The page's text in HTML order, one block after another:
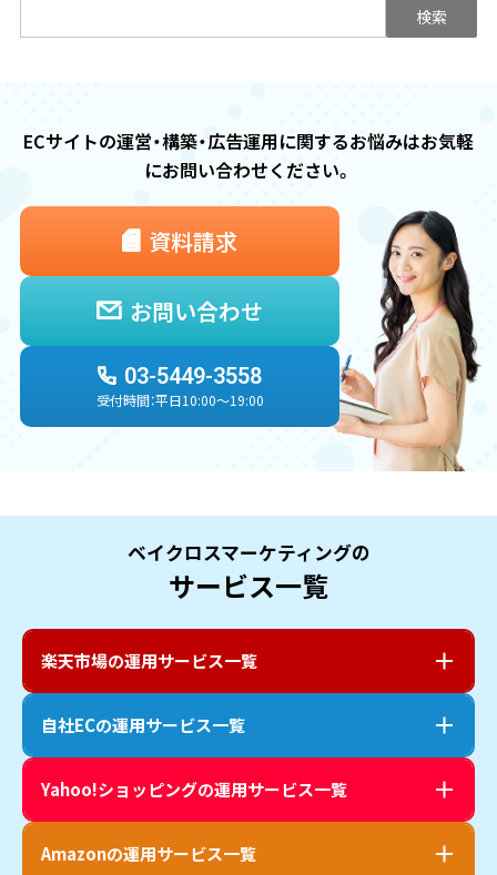
索:
ECサイトの運営・構築・広告運用に関するお悩みはお気軽
にお問い合わせください。
03-5449-3558
受付時間：平日10:00〜19:00
お問い合わせ
資料請求
ベイクロスマーケティングの
サービス一覧
楽天市場の運用サービス一覧
自社ECの運用サービス一覧
Yahoo!ショッピングの運用サービス一覧
Amazonの運用サービス一覧